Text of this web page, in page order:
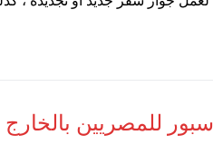
للمصريين بالخارج